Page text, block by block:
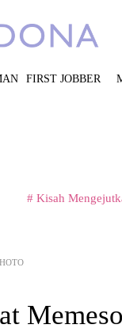
FIRST JOBBER
# Kisah